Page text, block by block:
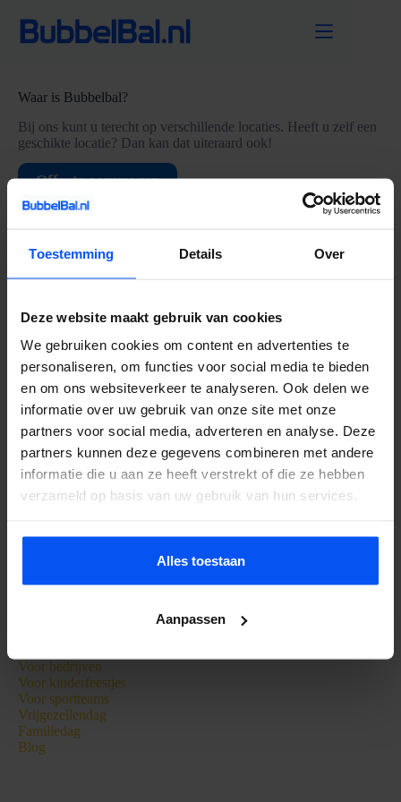
Toestemming Details Over
Deze website maakt gebruik van cookies
We gebruiken cookies om content en advertenties te
personaliseren, om functies voor social media te bieden
en om ons websiteverkeer te analyseren. Ook delen we
informatie over uw gebruik van onze site met onze
partners voor social media, adverteren en analyse. Deze
partners kunnen deze gegevens combineren met andere
informatie die u aan ze heeft verstrekt of die ze hebben
verzameld op basis van uw gebruik van hun services.
Alles toestaan
Aanpassen
naar
Waar is Bubbelbal?
Bij ons kunt u terecht op verschillende locaties. Heeft u zelf een
geschikte locatie? Dan kan dat uiteraard ook!
Offerte aanvragen
Social media
Facebook
Twitter
Instagram
Contactinformatie
Bubbel Bal
Zieuwentseweg 50
7136LC Zieuwent
Tel:+31 615295581
info@bubbelbal.nl
Extra Informatie
Voor bedrijven
Voor kinderfeestjes
Voor sportteams
Vrijgezellendag
Familiedag
Blog